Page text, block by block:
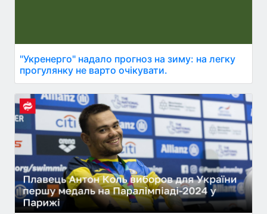
"Укренерго" надало прогноз на зиму: на легку
прогулянку не варто очікувати.